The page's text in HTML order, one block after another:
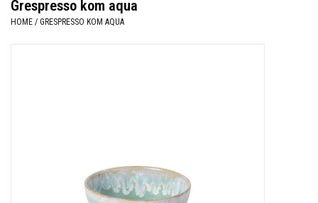
Albast waxinehouders van Zenza
Grespresso kom aqua
HOME / GRESPRESSO KOM AQUA